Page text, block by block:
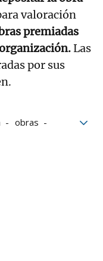
valoración
premiadas
Las
por sus
obras